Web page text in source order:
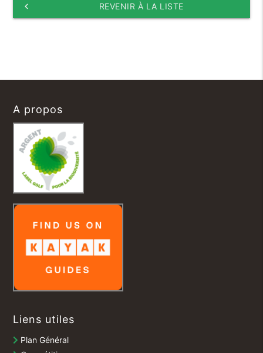
keyboard_arrow_left REVENIR À LA LISTE
A propos
Liens utiles
Plan Général